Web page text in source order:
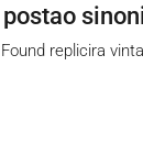
replicira